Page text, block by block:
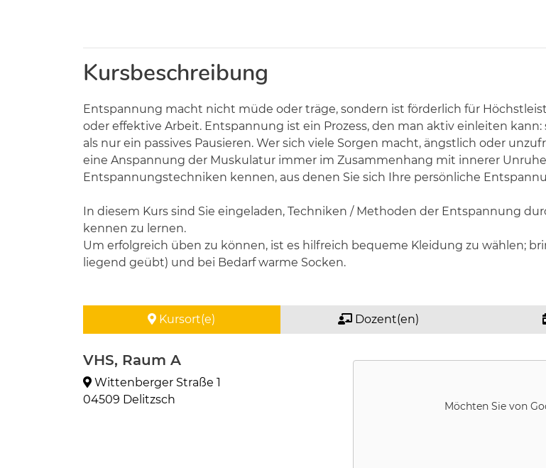
Kursbeschreibung
Entspannung macht nicht müde oder träge, sondern ist förderlich für
oder effektive Arbeit. Entspannung ist ein Prozess, den man aktiv einleiten
als nur ein passives Pausieren. Wer sich viele Sorgen macht, ängstlich oder
eine Anspannung der Muskulatur immer im Zusammenhang mit innerer
Entspannungstechniken kennen, aus denen Sie sich Ihre persönliche
In diesem Kurs sind Sie eingeladen, Techniken / Methoden der Entspannung
kennen zu lernen.
Um erfolgreich üben zu können, ist es hilfreich bequeme Kleidung zu wählen;
liegend geübt) und bei Bedarf warme Socken.
Kursort(e) Dozent(en)
VHS, Raum A
Wittenberger Straße 1
04509 Delitzsch
Möchten Sie von